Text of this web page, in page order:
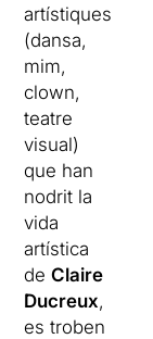
artístiques
(dansa,
mim,
clown,
teatre
visual)
que han
nodrit la
vida
artística
deClaire
Ducreux,
es troben